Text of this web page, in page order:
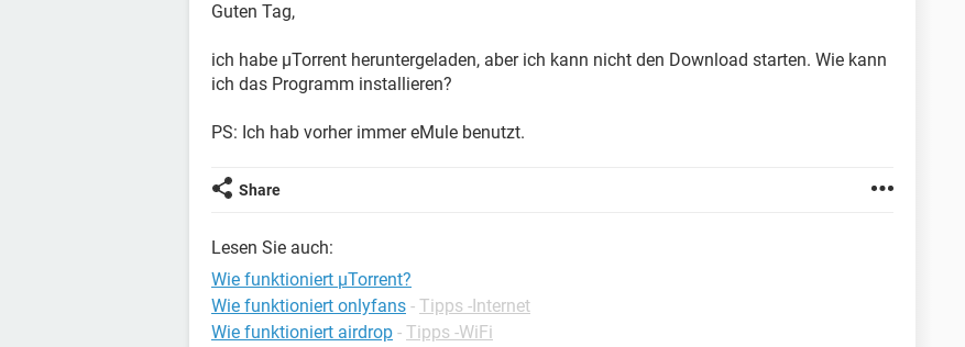
Guten Tag,
ich habe µTorrent heruntergeladen, aber ich kann nicht den Download starten. Wie kann
ich das Programm installieren?
PS: Ich hab vorher immer eMule benutzt.
Share
Lesen Sie auch:
Wie funktioniert µTorrent?
Wie funktioniert onlyfans - Tipps -Internet
Wie funktioniert airdrop - Tipps -WiFi